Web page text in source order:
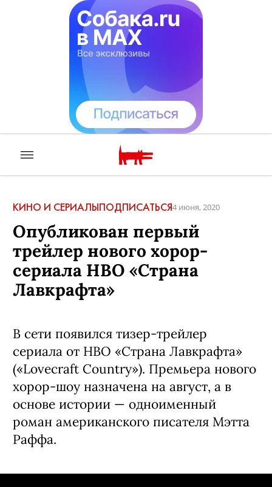
КИНО И СЕРИАЛЫПОДПИСАТЬСЯ4 июня, 2020
Опубликован первый
трейлер нового хорор-
сериала HBO «Страна
Лавкрафта»
В сети появился тизер-трейлер
сериала от HBO «Страна Лавкрафта»
(«Lovecraft Country»). Премьера нового
хорор-шоу назначена на август, а в
основе истории — одноименный
роман американского писателя Мэтта
Раффа.